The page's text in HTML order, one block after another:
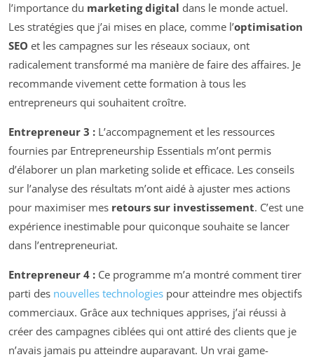
l’importance du marketing digital dans le monde actuel.
Les stratégies que j’ai mises en place, comme l’optimisation
SEO et les campagnes sur les réseaux sociaux, ont
radicalement transformé ma manière de faire des affaires. Je
recommande vivement cette formation à tous les
entrepreneurs qui souhaitent croître.
Entrepreneur 3 : L’accompagnement et les ressources
fournies par Entrepreneurship Essentials m’ont permis
d’élaborer un plan marketing solide et efficace. Les conseils
sur l’analyse des résultats m’ont aidé à ajuster mes actions
pour maximiser mes retours sur investissement. C’est une
expérience inestimable pour quiconque souhaite se lancer
dans l’entrepreneuriat.
Entrepreneur 4 : Ce programme m’a montré comment tirer
parti des nouvelles technologies pour atteindre mes objectifs
commerciaux. Grâce aux techniques apprises, j’ai réussi à
créer des campagnes ciblées qui ont attiré des clients que je
n’avais jamais pu atteindre auparavant. Un vrai game-